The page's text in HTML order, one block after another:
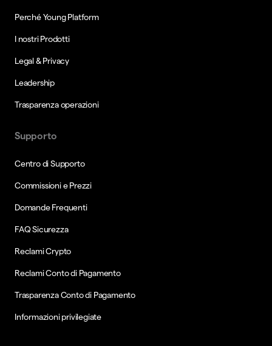
Perché Young Platform
I nostri Prodotti
Legal & Privacy
Leadership
Trasparenza operazioni
Supporto
Centro di Supporto
Commissioni e Prezzi
Domande Frequenti
FAQ Sicurezza
Reclami Crypto
Reclami Conto di Pagamento
Trasparenza Conto di Pagamento
Informazioni privilegiate